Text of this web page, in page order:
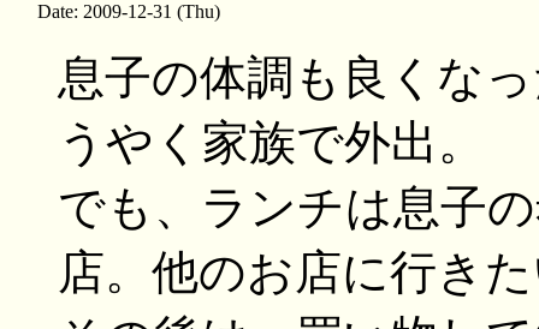
Date: 2009-12-31 (Thu)
息子の体調も良くな
うやく家族で外出。
でも、ランチは息子
店。他のお店に行き